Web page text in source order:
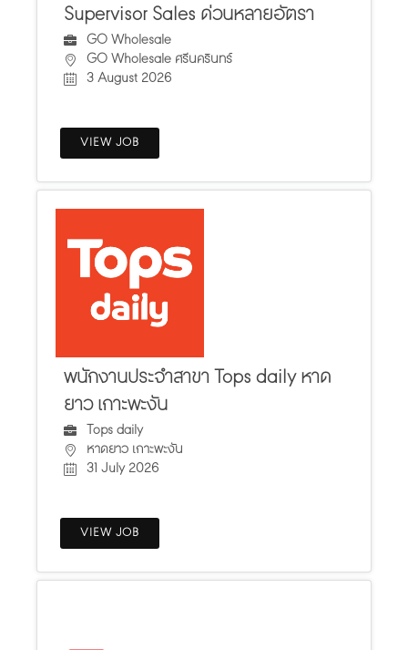
Supervisor Sales ด่วนหลายอัตรา
GO Wholesale
GO Wholesale ศรีนครินทร์
3 August 2026
VIEW JOB
พนักงานประจำสาขา Tops daily หาด
ยาว เกาะพะงัน
Tops daily
หาดยาว เกาะพะงัน
31 July 2026
VIEW JOB